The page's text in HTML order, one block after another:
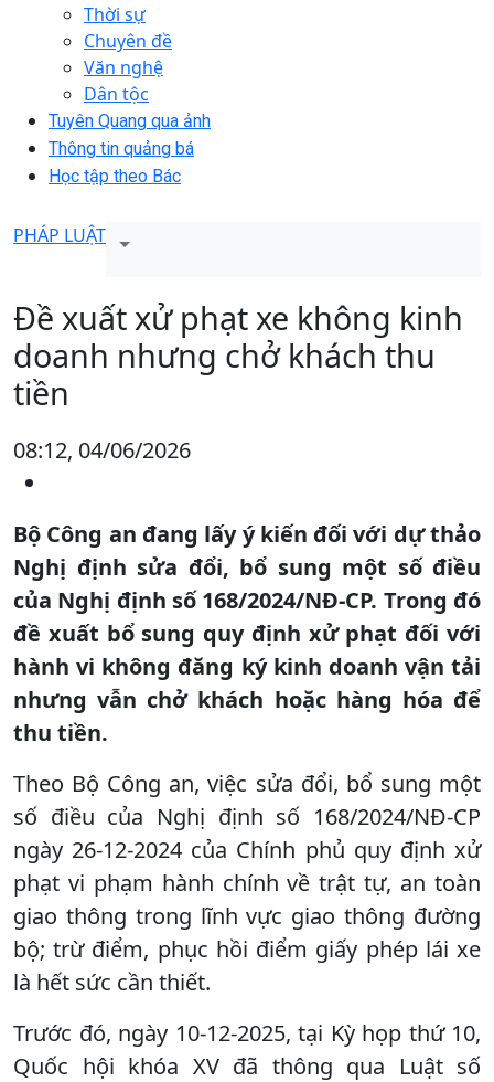
Thời sự
Chuyên đề
Văn nghệ
Dân tộc
Tuyên Quang qua ảnh
Thông tin quảng bá
Học tập theo Bác
PHÁP LUẬT
Đề xuất xử phạt xe không kinh
doanh nhưng chở khách thu
tiền
08:12, 04/06/2026
Bộ Công an đang lấy ý kiến đối với dự thảo
Nghị định sửa đổi, bổ sung một số điều
của Nghị định số 168/2024/NĐ-CP. Trong đó
đề xuất bổ sung quy định xử phạt đối với
hành vi không đăng ký kinh doanh vận tải
nhưng vẫn chở khách hoặc hàng hóa để
thu tiền.
Theo Bộ Công an, việc sửa đổi, bổ sung một
số điều của Nghị định số 168/2024/NĐ-CP
ngày 26-12-2024 của Chính phủ quy định xử
phạt vi phạm hành chính về trật tự, an toàn
giao thông trong lĩnh vực giao thông đường
bộ; trừ điểm, phục hồi điểm giấy phép lái xe
là hết sức cần thiết.
Trước đó, ngày 10-12-2025, tại Kỳ họp thứ 10,
Quốc hội khóa XV đã thông qua Luật số